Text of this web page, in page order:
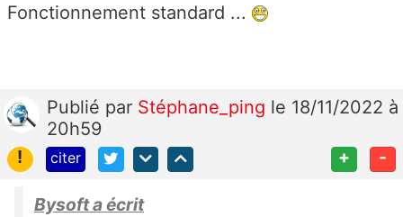
Fonctionnement standard ...
Publié par Stéphane_ping le 18/11/2022 à
20h59
!
citer + -
Bysoft a écrit